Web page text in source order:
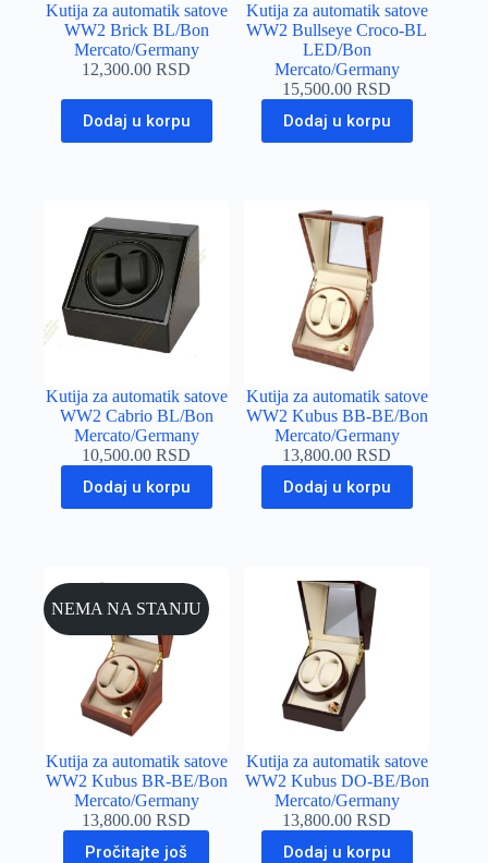
Kutija za automatik satove
WW2 Brick BL/Bon
Mercato/Germany
12,300.00RSD
Dodaj u korpu
Kutija za automatik satove
WW2 Bullseye Croco-BL
LED/Bon
Mercato/Germany
15,500.00RSD
Dodaj u korpu
Kutija za automatik satove
WW2 Cabrio BL/Bon
Mercato/Germany
10,500.00RSD
Dodaj u korpu
Kutija za automatik satove
WW2 Kubus BB-BE/Bon
Mercato/Germany
13,800.00RSD
Dodaj u korpu
NEMA NA STANJU
Kutija za automatik satove
WW2 Kubus BR-BE/Bon
Mercato/Germany
13,800.00RSD
Pročitajte još
Kutija za automatik satove
WW2 Kubus DO-BE/Bon
Mercato/Germany
13,800.00RSD
Dodaj u korpu